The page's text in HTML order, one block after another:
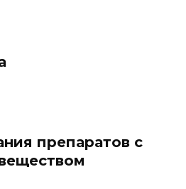
препаратов с